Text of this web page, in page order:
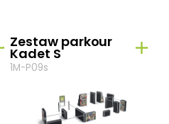
Zestaw parkour
Kadet S
1M-P09s